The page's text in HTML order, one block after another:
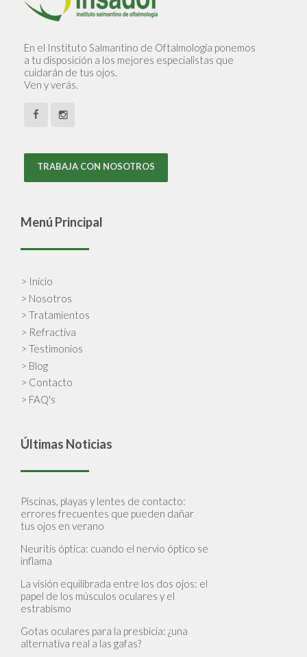
En el Instituto Salmantino de Oftalmología ponemos
a tu disposición a los mejores especialistas que
cuidarán de tus ojos.
Ven y verás.
TRABAJA CON NOSOTROS
Menú Principal
> Inicio
> Nosotros
> Tratamientos
> Refractiva
> Testimonios
> Blog
> Contacto
> FAQ's
Últimas Noticias
Piscinas, playas y lentes de contacto:
errores frecuentes que pueden dañar
tus ojos en verano
Neuritis óptica: cuando el nervio óptico se
inflama
La visión equilibrada entre los dos ojos: el
papel de los músculos oculares y el
estrabismo
Gotas oculares para la presbicia: ¿una
alternativa real a las gafas?